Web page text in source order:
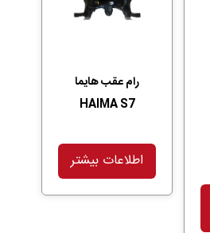
رام عقب هایما
HAIMA S7
اطلاعات بیشتر